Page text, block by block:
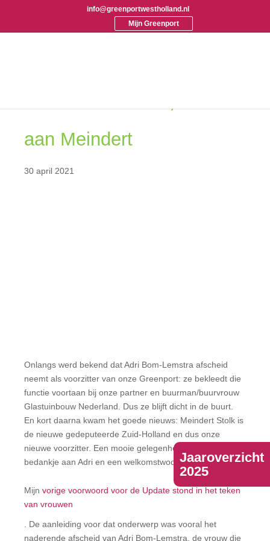
info@greenportwestholland.nl
Mijn Greenport
Jaaroverzicht
2025
aan Meindert
30 april 2021
Onlangs werd bekend dat Adri Bom-Lemstra afscheid
neemt als voorzitter van onze Greenport: ze bekleedt die
functie voortaan bij onze partner en buurman/buurvrouw
Glastuinbouw Nederland. Dus ze blijft dicht in de buurt.
En kort daarna kwam het goede nieuws: Meindert Stolk is
de nieuwe gedeputeerde Zuid-Holland en dus onze
nieuwe voorzitter. Een mooie gelegenheid dus voor een
bedankje aan Adri en een welkomstwoord voor Meindert.
Mijnvorige voorwoord voor de Update stond in het teken
van vrouwen
. De aanleiding voor dat onderwerp was vooral het
naderende afscheid van Adri Bom-Lemstra, de vrouw die